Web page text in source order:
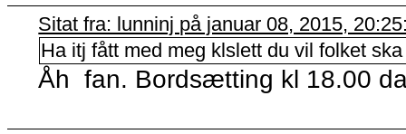
Sitat fra: lunninj på januar 08, 2015,
Ha itj fått med meg klslett du vil folket
Åh fan. Bordsætting kl 18.00